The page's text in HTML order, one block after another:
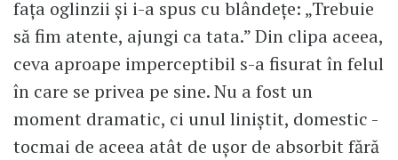
fața oglinzii și i-a spus cu blândețe: „Trebuie
să fim atente, ajungi ca tata.” Din clipa aceea,
ceva aproape imperceptibil s-a fisurat în felul
în care se privea pe sine. Nu a fost un
moment dramatic, ci unul liniștit, domestic -
tocmai de aceea atât de ușor de absorbit fără